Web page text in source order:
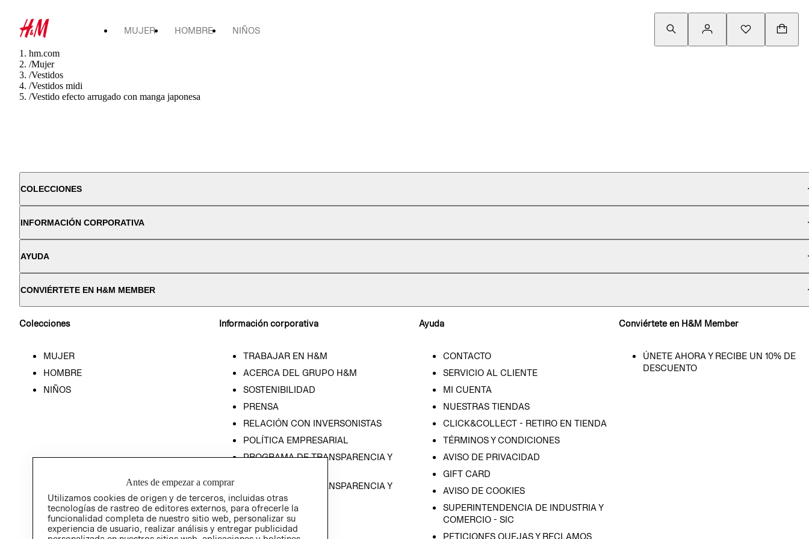
MUJER HOMBRE NIÑOS
hm.com
/Mujer
/Vestidos
/Vestidos midi
/Vestido efecto arrugado con manga japonesa
COLECCIONES
INFORMACIÓN CORPORATIVA
AYUDA
CONVIÉRTETE EN H&M MEMBER
Colecciones
MUJER
HOMBRE
NIÑOS
Información corporativa
TRABAJAR EN H&M
ACERCA DEL GRUPO H&M
SOSTENIBILIDAD
PRENSA
RELACIÓN CON INVERSONISTAS
POLÍTICA EMPRESARIAL
PROGRAMA DE TRANSPARENCIA Y
PROGRAMA DE TRANSPARENCIA Y
ÉTICA (INGLÉS)
Ayuda
CONTACTO
SERVICIO AL CLIENTE
MI CUENTA
NUESTRAS TIENDAS
CLICK&COLLECT - RETIRO EN TIENDA
TÉRMINOS Y CONDICIONES
AVISO DE PRIVACIDAD
GIFT CARD
AVISO DE COOKIES
SUPERINTENDENCIA DE INDUSTRIA Y
COMERCIO - SIC
PETICIONES QUEJAS Y RECLAMOS
Conviértete en H&M Member
ÚNETE AHORA Y RECIBE UN 10% DE
DESCUENTO
Antes de empezar a comprar
Utilizamos cookies de origen y de terceros, incluidas otras
tecnologías de rastreo de editores externos, para ofrecerle la
funcionalidad completa de nuestro sitio web, personalizar su
experiencia de usuario, realizar análisis y entregar publicidad